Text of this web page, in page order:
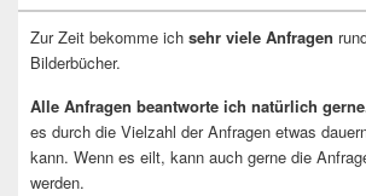
Zur Zeit bekomme ich sehr viele Anfragen
Bilderbücher.
Alle Anfragen beantworte ich natürlich
es durch die Vielzahl der Anfragen etwas
kann. Wenn es eilt, kann auch gerne die
werden.